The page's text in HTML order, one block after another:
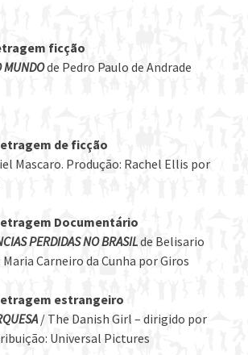
ficção
MUNDOde Pedro Paulo de Andrade
de ficção
Mascaro. Produção: Rachel Ellis por
Documentário
PERDIDAS NO BRASILde Belisario
Carneiro da Cunha por Giros
estrangeiro
/ The Danish Girl – dirigido por
Universal Pictures